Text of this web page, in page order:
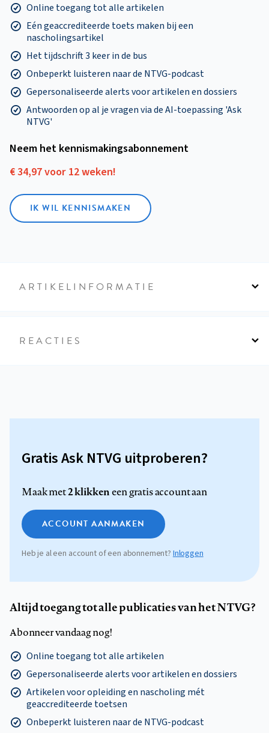
Online toegang tot alle artikelen
Eén geaccrediteerde toets maken bij een
nascholingsartikel
Het tijdschrift 3 keer in de bus
Onbeperkt luisteren naar de NTVG-podcast
Gepersonaliseerde alerts voor artikelen en dossiers
Antwoorden op al je vragen via de AI-toepassing 'Ask
NTVG'
Neem het kennismakings­abonnement
€ 34,97 voor 12 weken!
IK WIL KENNISMAKEN
ARTIKELINFORMATIE
REACTIES
Gratis Ask NTVG uitproberen?
Maak met2 klikkeneen gratis account aan
ACCOUNT AANMAKEN
Heb je al een account of een abonnement?Inloggen
Altijd toegang tot alle publicaties van het NTVG?
Abonneer vandaag nog!
Online toegang tot alle artikelen
Gepersonaliseerde alerts voor artikelen en dossiers
Artikelen voor opleiding en nascholing mét
geaccrediteerde toetsen
Onbeperkt luisteren naar de NTVG-podcast